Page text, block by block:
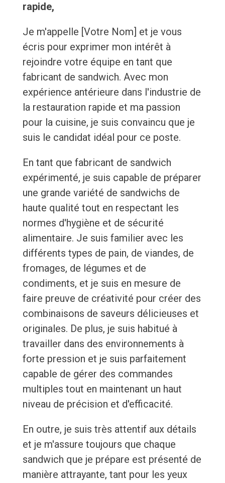
rapide,
Je m'appelle [Votre Nom] et je vous
écris pour exprimer mon intérêt à
rejoindre votre équipe en tant que
fabricant de sandwich. Avec mon
expérience antérieure dans l'industrie de
la restauration rapide et ma passion
pour la cuisine, je suis convaincu que je
suis le candidat idéal pour ce poste.
En tant que fabricant de sandwich
expérimenté, je suis capable de préparer
une grande variété de sandwichs de
haute qualité tout en respectant les
normes d'hygiène et de sécurité
alimentaire. Je suis familier avec les
différents types de pain, de viandes, de
fromages, de légumes et de
condiments, et je suis en mesure de
faire preuve de créativité pour créer des
combinaisons de saveurs délicieuses et
originales. De plus, je suis habitué à
travailler dans des environnements à
forte pression et je suis parfaitement
capable de gérer des commandes
multiples tout en maintenant un haut
niveau de précision et d'efficacité.
En outre, je suis très attentif aux détails
et je m'assure toujours que chaque
sandwich que je prépare est présenté de
manière attrayante, tant pour les yeux